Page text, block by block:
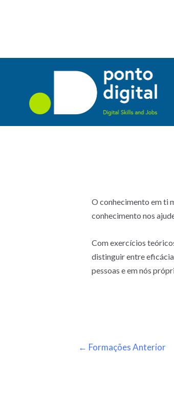
O conhecimento em ti
conhecimento nos
Com exercícios
distinguir entre
pessoas e em nós
← Formações Anterior